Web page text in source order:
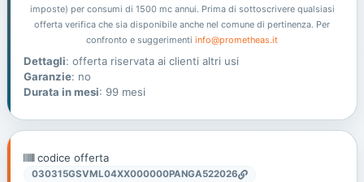
imposte) per consumi di 1500 mc annui. Prima di sottoscrivere qualsiasi
offerta verifica che sia disponibile anche nel comune di pertinenza. Per
confronto e suggerimenti info@prometheas.it
Dettagli: offerta riservata ai clienti altri usi
Garanzie: no
Durata in mesi: 99 mesi
codice offerta
030315GSVML04XX000000PANGA522026